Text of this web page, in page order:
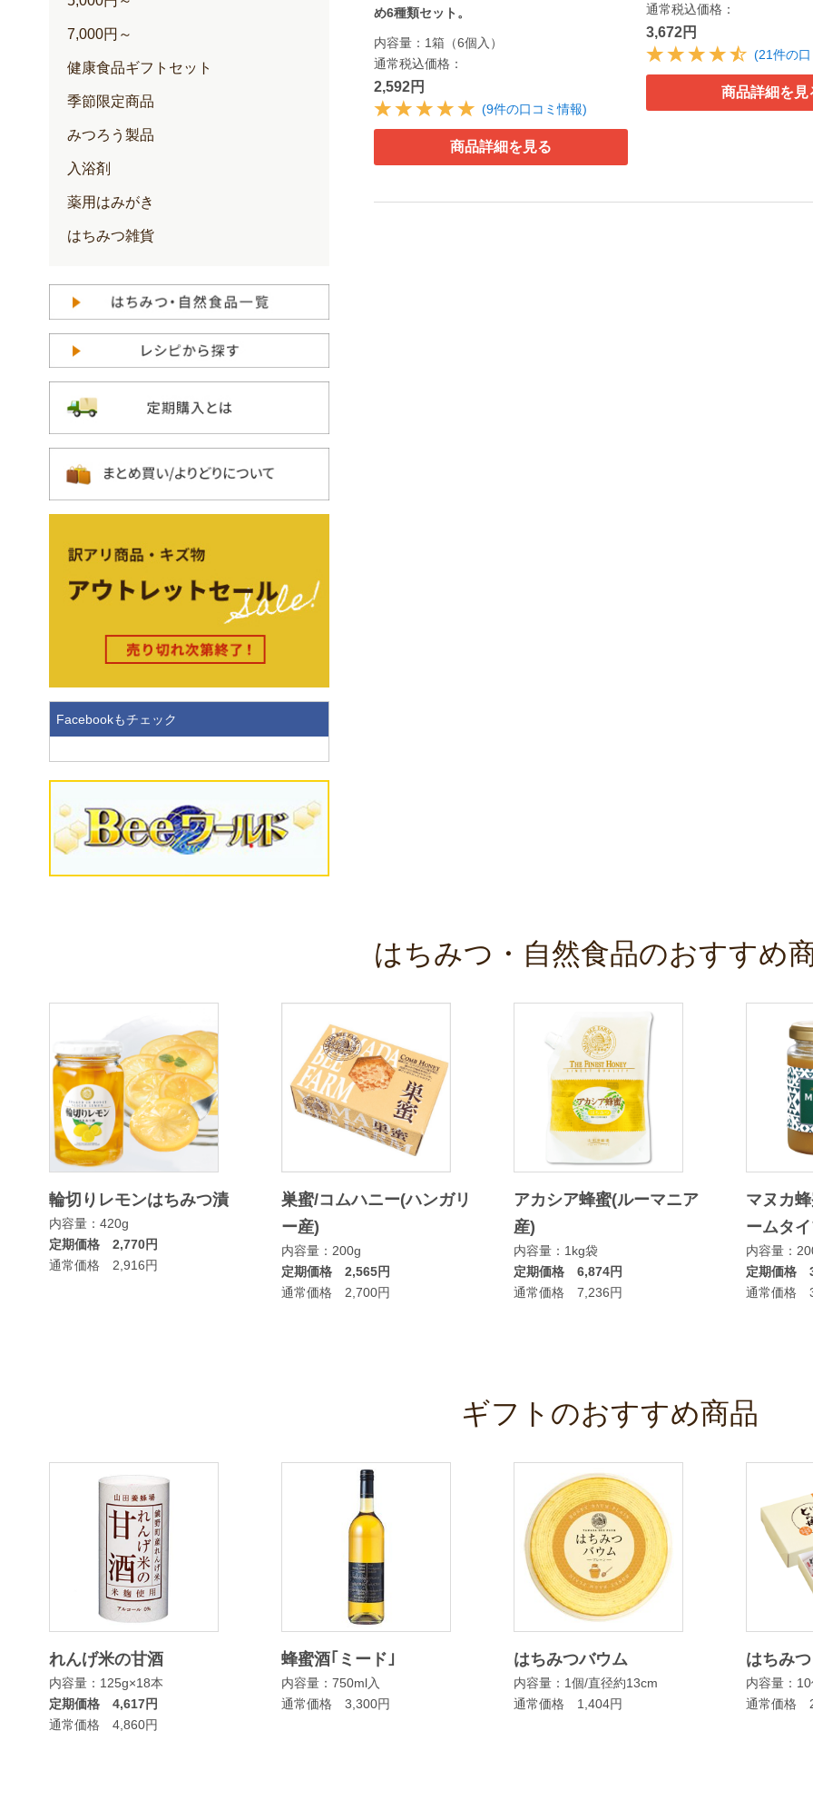
7,000円～
健康食品ギフトセット
季節限定商品
みつろう製品
入浴剤
薬用はみがき
はちみつ雑貨
Facebookもチェック
め6種類セット。
内容量：1箱（6個入）
通常税込価格：
2,592円
(9件の口コミ情報)
商品詳細を見る
通常税込価格：
3,672円
(21件の
商品詳細を見
はちみつ・自然食品のおすすめ
輪切りレモンはちみつ漬
内容量：420g
定期価格 2,770円
通常価格 2,916円
巣蜜/コムハニー(ハンガリ
ー産)
内容量：200g
定期価格 2,565円
通常価格 2,700円
アカシア蜂蜜(ルーマニア
産)
内容量：1kg袋
定期価格 6,874円
通常価格 7,236円
マヌカ
ームタ
内容量：
定期価格
通常価格
ギフトのおすすめ商品
れんげ米の甘酒
内容量：125g×18本
定期価格 4,617円
通常価格 4,860円
蜂蜜酒｢ミード｣
内容量：750ml入
通常価格 3,300円
はちみつバウム
内容量：1個/直径約13cm
通常価格 1,404円
はちみ
内容量：
通常価格